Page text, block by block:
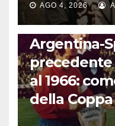
AGO 4, 2026
CALCIO INTERNAZIONALE
Argentina-
precedente
al 1966:
della